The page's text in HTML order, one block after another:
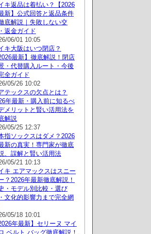
キ返品は着払い？【2026
新】公式回答と返品条件
底解説｜失敗しない交
返金ガイド
06/01 10:05
キ大阪はいつ閉店？
2026最新】徹底解説！閉店
・代替購入ルート・今後
全ガイド
05/26 10:02
テックスの欠点とは？
年最新・購入前に知るべ
メリットと賢い活用法を
解説
05/25 12:37
指ソックスはダメ？2026
新の真実！専門家が徹底
、誤解と賢い活用法
05/21 10:13
キ エアマックスはスニー
？2026年最新徹底解説！
・モデル別比較・選び
文化的影響力まで完全網
05/18 10:01
2026年最新】セリーヌ マイ
ベルト バッグ徹底解説！